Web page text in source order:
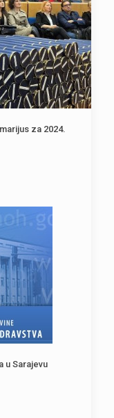
za 2024.
u Sarajevu